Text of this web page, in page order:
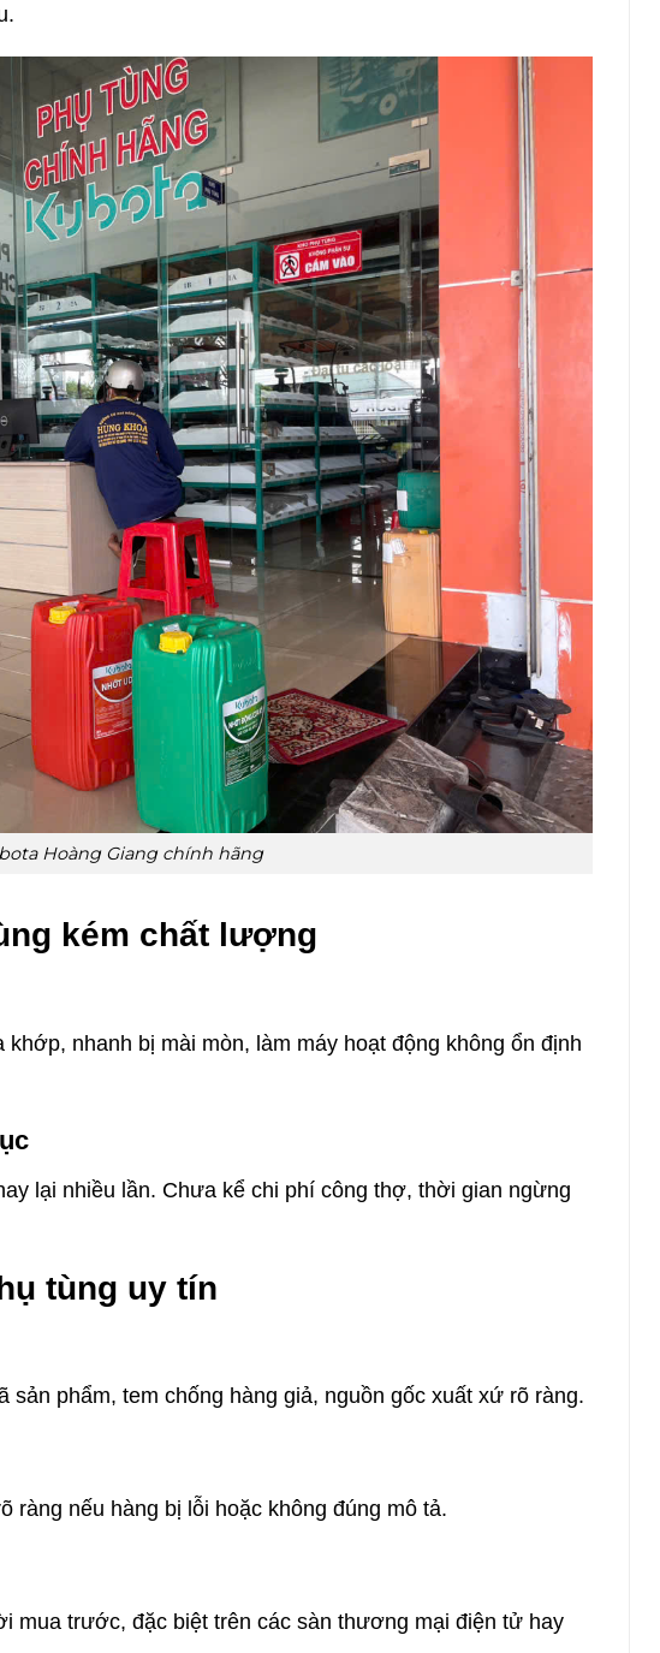
Hoàng Giang chính hãng
kém chất lượng
nhanh bị mài mòn, làm máy hoạt động không ổn định
lại nhiều lần. Chưa kể chi phí công thợ, thời gian ngừng
tùng uy tín
sản phẩm, tem chống hàng giả, nguồn gốc xuất xứ rõ ràng.
ràng nếu hàng bị lỗi hoặc không đúng mô tả.
mua trước, đặc biệt trên các sàn thương mại điện tử hay